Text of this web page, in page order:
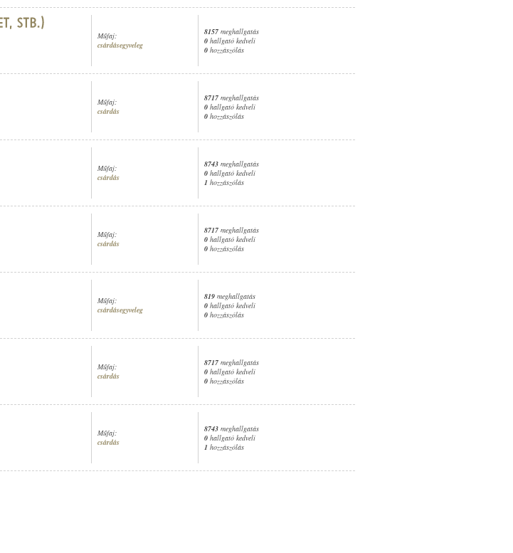
Műfaj:
csárdásegyveleg
8157 meghallgatás
0 hallgató kedveli
0 hozzászólás
Műfaj:
csárdás
8717 meghallgatás
0 hallgató kedveli
0 hozzászólás
Műfaj:
csárdás
8743 meghallgatás
0 hallgató kedveli
1 hozzászólás
Műfaj:
csárdás
8717 meghallgatás
0 hallgató kedveli
0 hozzászólás
Műfaj:
csárdásegyveleg
819 meghallgatás
0 hallgató kedveli
0 hozzászólás
Műfaj:
csárdás
8717 meghallgatás
0 hallgató kedveli
0 hozzászólás
Műfaj:
csárdás
8743 meghallgatás
0 hallgató kedveli
1 hozzászólás